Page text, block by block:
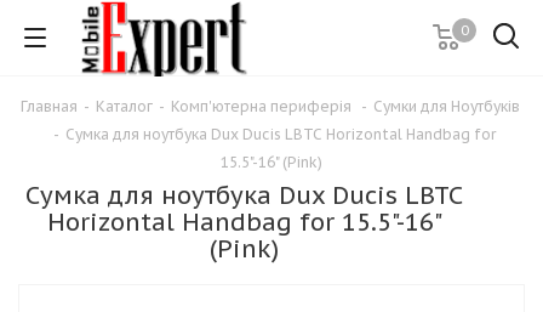
0
Главная - Каталог - Комп'ютерна периферія - Сумки для Ноутбуків
- Сумка для ноутбука Dux Ducis LBTC Horizontal Handbag for
15.5"-16" (Pink)
Сумка для ноутбука Dux Ducis LBTC
Horizontal Handbag for 15.5"-16"
(Pink)